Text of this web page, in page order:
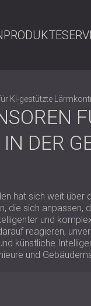
PRODUKTE
KI-gestützte
DER
hat sich weit
die sich
und
reagieren,
künstliche
und